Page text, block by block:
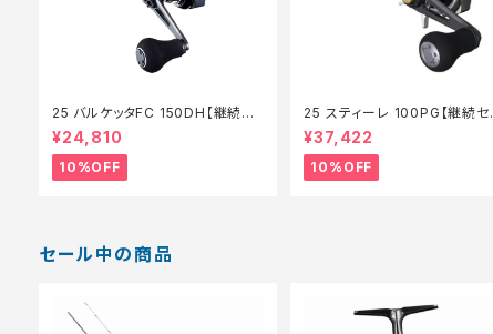
25 バルケッタFC 150DH【継続セ
ール_リール】【10】
¥24,810
10%OFF
25 スティーレ 100PG【継続セ
ル_リール】【10】
¥37,422
10%OFF
セール中の商品